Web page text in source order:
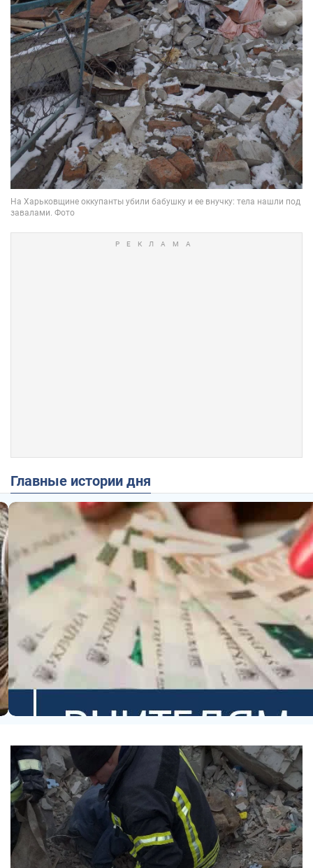
Главные истории дня